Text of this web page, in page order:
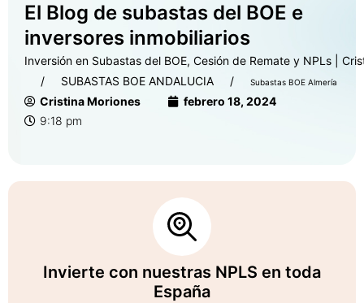
El Blog de subastas del BOE e
inversores inmobiliarios
Inversión en Subastas del BOE, Cesión de Remate y NPLs |
SUBASTAS BOE ANDALUCIA
Subastas BOE Almería
Cristina Moriones
febrero 18, 2024
9:18 pm
Invierte con nuestras NPLS en toda
España